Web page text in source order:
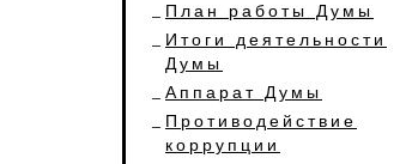
План работы Думы
Итоги деятельности
Думы
Аппарат Думы
Противодействие
коррупции